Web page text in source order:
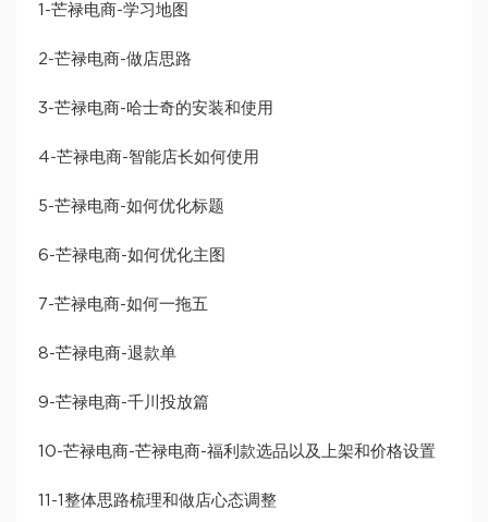
1-芒禄电商-学习地图
2-芒禄电商-做店思路
3-芒禄电商-哈士奇的安装和使用
4-芒禄电商-智能店长如何使用
5-芒禄电商-如何优化标题
6-芒禄电商-如何优化主图
7-芒禄电商-如何一拖五
8-芒禄电商-退款单
9-芒禄电商-千川投放篇
10-芒禄电商-芒禄电商-福利款选品以及上架和价格设置
11-1整体思路梳理和做店心态调整